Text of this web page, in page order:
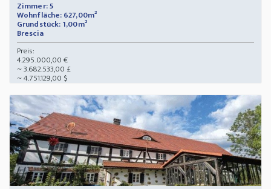
Zimmer: 5
Wohnfläche: 627,00m²
Grundstück: 1,00m²
Brescia
Preis:
4.295.000,00 €
~ 3.682.533,00 £
~ 4.751.129,00 $